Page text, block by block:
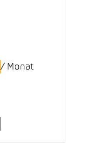
/ Monat